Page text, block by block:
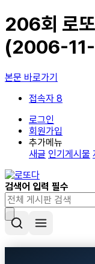
206회 로
(2006-
본문 바로가기
접속자 8
로그인
회원가입
추가메뉴
새글 인기게시물
검색어 입력 필수